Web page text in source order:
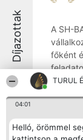
TURUL
04:01
Helló, örömmel
Díjazottak
A SH-
főként
8.6